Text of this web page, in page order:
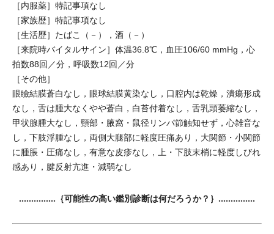
［内服薬］特記事項なし
［家族歴］特記事項なし
［生活歴］たばこ（－），酒（－）
［来院時バイタルサイン］体温36.8℃，血圧106/60 mmHg，心
拍数88回／分，呼吸数12回／分
［その他］
眼瞼結膜蒼白なし，眼球結膜黄染なし，口腔内は乾燥，潰瘍形成
なし，舌は腫大なくやや蒼白，白苔付着なし，舌乳頭萎縮なし，
甲状腺腫大なし，頸部・腋窩・鼠径リンパ節触知せず，心雑音な
し，下肢浮腫なし，両側大腿部に軽度圧痛あり，大関節・小関節
に腫脹・圧痛なし，有意な皮疹なし，上・下肢末梢に軽度しびれ
感あり，腱反射亢進・減弱なし
……………｛可能性の高い鑑別診断は何だろうか？｝……………